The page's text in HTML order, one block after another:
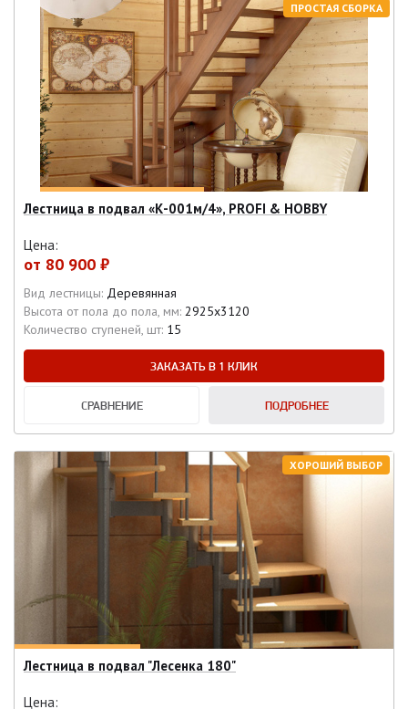
ПРОСТАЯ СБОРКА
Лестница в подвал «К-001м/4», PROFI & HOBBY
Цена:
от 80 900 ₽
Вид лестницы: Деревянная
Высота от пола до пола, мм: 2925х3120
Количество ступеней, шт: 15
ЗАКАЗАТЬ В 1 КЛИК
СРАВНЕНИЕ ПОДРОБНЕЕ
ХОРОШИЙ ВЫБОР
Лестница в подвал "Лесенка 180"
Цена: